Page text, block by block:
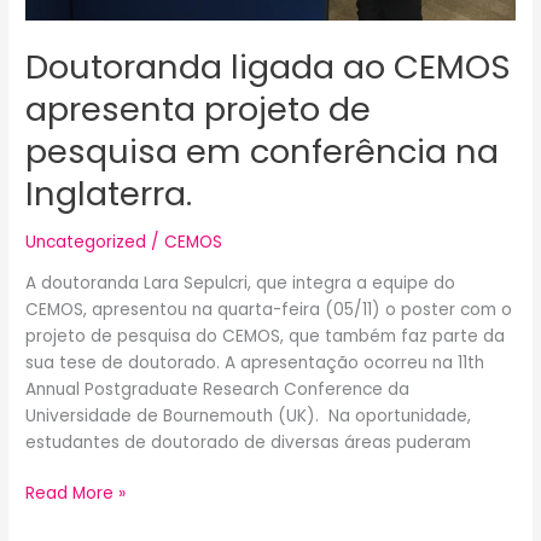
Doutoranda ligada ao CEMOS
apresenta projeto de
pesquisa em conferência na
Inglaterra.
Uncategorized /CEMOS
A doutoranda Lara Sepulcri, que integra a equipe do
CEMOS, apresentou na quarta-feira (05/11) o poster com o
projeto de pesquisa do CEMOS, que também faz parte da
sua tese de doutorado. A apresentação ocorreu na 11th
Annual Postgraduate Research Conference da
Universidade de Bournemouth (UK). Na oportunidade,
estudantes de doutorado de diversas áreas puderam
Read More »